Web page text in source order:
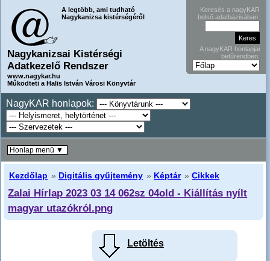
A legtöbb, ami tudható
Nagykanizsa kistérségéről
Nagykanizsai Kistérségi
Adatkezelő Rendszer
www.nagykar.hu
Működteti a Halis István Városi Könyvtár
Keresés a nagyKAR
belső adatbázisában:
A nagyKAR honlapjai
betűrendben:
NagyKAR honlapok:
Kezdőlap » Digitális gyűjtemény » Képtár »Cikkek
Zalai Hírlap 2023 03 14 062sz 04old - Kiállítás nyílt
magyar utazókról.png
Letöltés
Honlap menü ▼